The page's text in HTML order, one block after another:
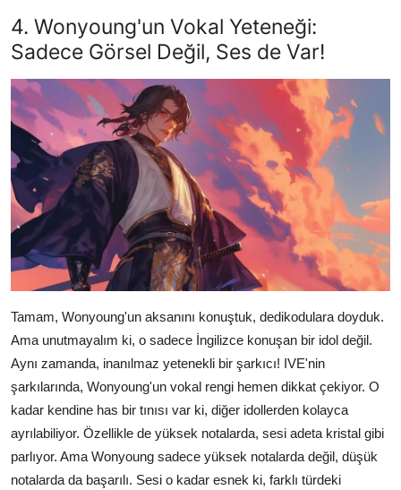
4. Wonyoung'un Vokal Yeteneği:
Sadece Görsel Değil, Ses de Var!
Tamam, Wonyoung'un aksanını konuştuk, dedikodulara doyduk.
Ama unutmayalım ki, o sadece İngilizce konuşan bir idol değil.
Aynı zamanda, inanılmaz yetenekli bir şarkıcı! IVE'nin
şarkılarında, Wonyoung'un vokal rengi hemen dikkat çekiyor. O
kadar kendine has bir tınısı var ki, diğer idollerden kolayca
ayrılabiliyor. Özellikle de yüksek notalarda, sesi adeta kristal gibi
parlıyor. Ama Wonyoung sadece yüksek notalarda değil, düşük
notalarda da başarılı. Sesi o kadar esnek ki, farklı türdeki